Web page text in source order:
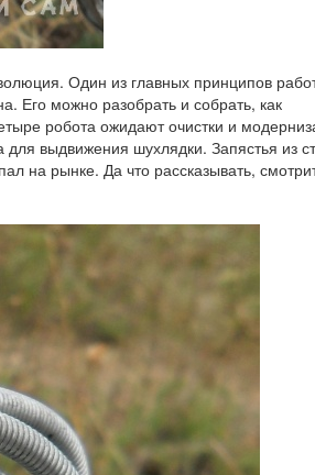
Один из главных принципов
Его можно разобрать и собрать, как
робота ожидают очистки и
выдвижения шухлядки. Запястья из
на рынке. Да что рассказывать,